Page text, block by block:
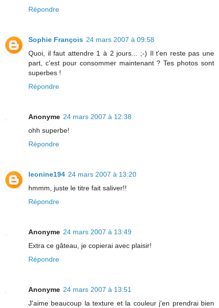
Répondre
Sophie François 24 mars 2007 à 09:58
Quoi, il faut attendre 1 à 2 jours... ;-) Il t'en reste pas une
part, c'est pour consommer maintenant ? Tes photos sont
superbes !
Répondre
Anonyme 24 mars 2007 à 12:38
ohh superbe!
Répondre
leonine194 24 mars 2007 à 13:20
hmmm, juste le titre fait saliver!!
Répondre
Anonyme 24 mars 2007 à 13:49
Extra ce gâteau, je copierai avec plaisir!
Répondre
Anonyme 24 mars 2007 à 13:51
J'aime beaucoup la texture et la couleur j'en prendrai bien